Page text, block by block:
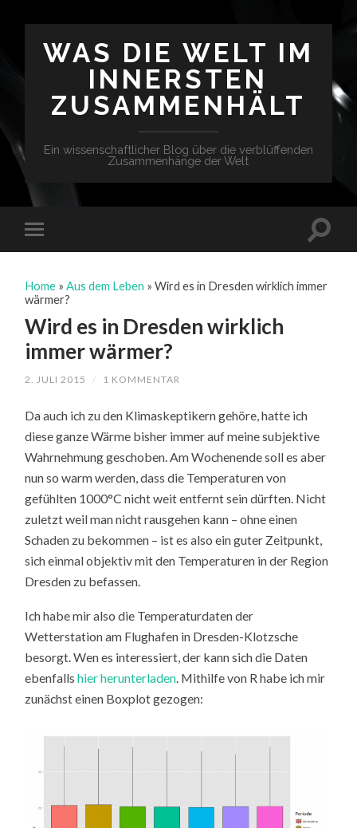
WAS DIE WELT IM
INNERSTEN
ZUSAMMENHÄLT
Ein wissenschaftlicher Blog über die verblüffenden
Zusammenhänge der Welt
Home » Aus dem Leben »Wird es in Dresden wirklich immer
wärmer?
Wird es in Dresden wirklich
immer wärmer?
2. JULI 2015 / 1 KOMMENTAR
Da auch ich zu den Klimaskeptikern gehöre, hatte ich
diese ganze Wärme bisher immer auf meine subjektive
Wahrnehmung geschoben. Am Wochenende soll es aber
nun so warm werden, dass die Temperaturen von
gefühlten 1000°C nicht weit entfernt sein dürften. Nicht
zuletzt weil man nicht rausgehen kann – ohne einen
Schaden zu bekommen – ist es also ein guter Zeitpunkt,
sich einmal objektiv mit den Temperaturen in der Region
Dresden zu befassen.
Ich habe mir also die Temperaturdaten der
Wetterstation am Flughafen in Dresden-Klotzsche
besorgt. Wen es interessiert, der kann sich die Daten
ebenfallshier herunterladen. Mithilfe von R habe ich mir
zunächst einen Boxplot gezogen: